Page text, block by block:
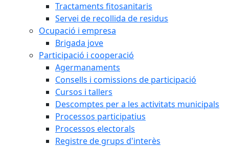
Tractaments fitosanitaris
Servei de recollida de residus
Ocupació i empresa
Brigada jove
Participació i cooperació
Agermanaments
Consells i comissions de participació
Cursos i tallers
Descomptes per a les activitats municipals
Processos participatius
Processos electorals
Registre de grups d'interès